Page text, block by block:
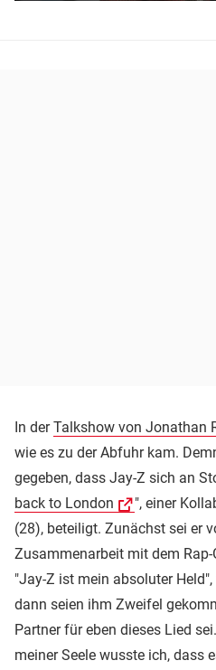
In derTalkshow von Jonathan
wie es zu der Abfuhr kam.
gegeben, dass Jay-Z sich an
back to London
", einer
(28), beteiligt. Zunächst sei er
Zusammenarbeit mit dem
"Jay-Z ist mein absoluter
dann seien ihm Zweifel
Partner für eben dieses Lied
meiner Seele wusste ich, dass